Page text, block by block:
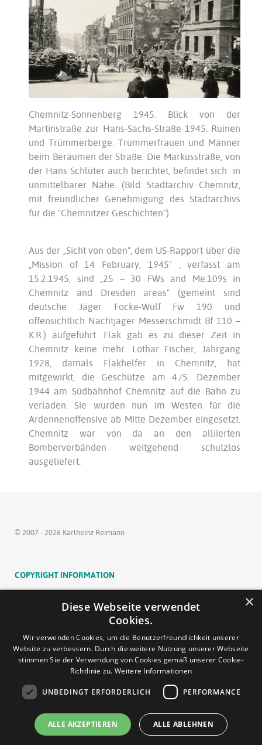
Chemnitz-Sonnenberg 1945. Blick von der
Martinstraße zur Hans-Sachs-Straße 1945. Ruinen
und Trümmerberge. Trümmerfrauen und Männer
beim Beräumen der Straße. Die Markusstraße, von
der Hans Schlüter auch berichtet, befindet sich in
unmittelbarer Nähe. (Bild: Stadtarchiv Chemnitz,
mit freundlicher Genehmigung des Stadtarchivs
für die "Chemnitzer Geschichten")
Aus der „Sicht von oben", dem US-Rapport über die
„Mission of 14 February, 1945" , verfasst am
15.2.1945, sind „25 – 30 FWs and Me.109s in
Chemnitz and Dresden areas" (gemeint sind
deutsche Jäger Focke-Wulf Fw 190 und
offensichtlich Nachtjäger Messerschmidt Bf 110 –
K.R.) aufgeführt. Flak gab es zu dieser Zeit in
Chemnitz keine mehr. Lothar Fischer, Jahrgang
1928, damals Flakhelfer in Chemnitz, hat
mitgewirkt, die Geschütze am 4./5. Dezember
1944 am Südbahnhof Chemnitz auf die Bahn zu
verladen. Sie wurden nun im Westen für die
Ardennenoffensive ab Mitte Dezember eingesetzt.
Chemnitz war von da an den alliierten
Bomberverbänden weitgehend schutzlos
ausgeliefert.
© 2007 - 2026 Karlheinz Reimann
COPYRIGHT INFORMATION
geschützt. Die Vervielfältigung von Informationen oder
Daten, insbesondere die Verwendung von Texten,
Textteilen oder Bildmaterial bedarf der vorherigen
Zustimmung von Karlheinz Reimann. Alle verwendeten
Logos und Markenzeichen sind Eigentum ihrer
×
Diese Webseite verwendet
Cookies.
Wir verwenden Cookies, um die Benutzerfreundlichkeit unserer
Website zu verbessern. Durch die weitere Nutzung unserer Webseite
stimmen Sie der Verwendung von Cookies gemäß unserer Cookie-
Richtlinie zu.Weitere Informationen
UNBEDINGT ERFORDERLICH PERFORMANCE
ALLE AKZEPTIEREN ALLE ABLEHNEN